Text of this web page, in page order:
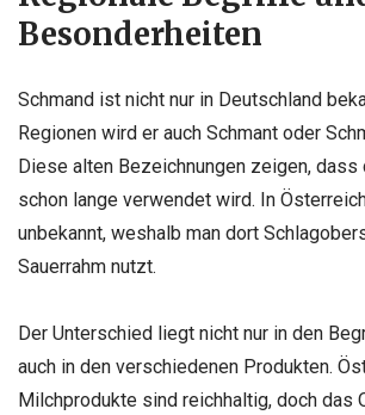
Besonderheiten
Schmand ist nicht nur in Deutschland
Regionen wird er auch Schmant oder
Diese alten Bezeichnungen zeigen,
schon lange verwendet wird. In
unbekannt, weshalb man dort
Sauerrahm nutzt.
Der Unterschied liegt nicht nur in den
auch in den verschiedenen Produkten.
Milchprodukte sind reichhaltig, doch das